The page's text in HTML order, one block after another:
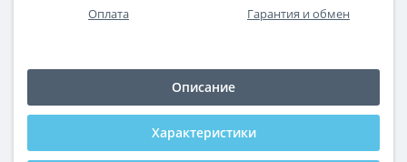
Оплата Гарантия и обмен
Описание
Характеристики